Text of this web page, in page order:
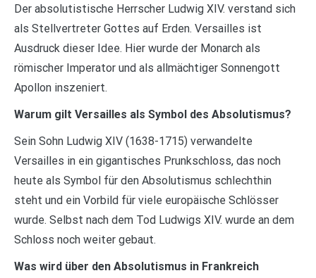
Der absolutistische Herrscher Ludwig XIV. verstand sich
als Stellvertreter Gottes auf Erden. Versailles ist
Ausdruck dieser Idee. Hier wurde der Monarch als
römischer Imperator und als allmächtiger Sonnengott
Apollon inszeniert.
Warum gilt Versailles als Symbol des Absolutismus?
Sein Sohn Ludwig XIV (1638-1715) verwandelte
Versailles in ein gigantisches Prunkschloss, das noch
heute als Symbol für den Absolutismus schlechthin
steht und ein Vorbild für viele europäische Schlösser
wurde. Selbst nach dem Tod Ludwigs XIV. wurde an dem
Schloss noch weiter gebaut.
Was wird über den Absolutismus in Frankreich